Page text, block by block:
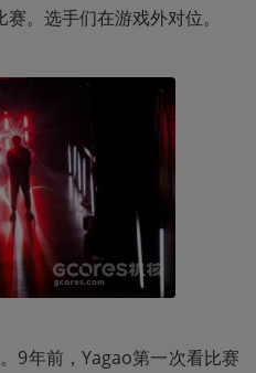
。选手们在游戏外对位。
9年前，Yagao第一次看比赛